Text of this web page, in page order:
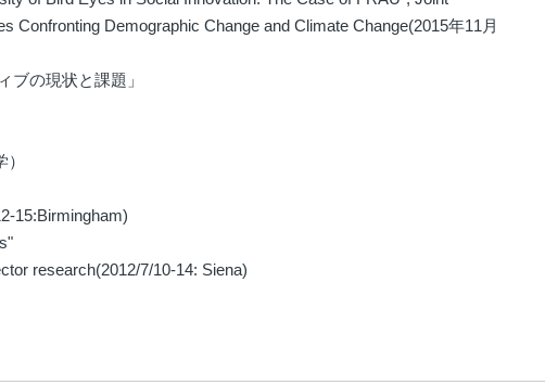
Confronting Demographic Change and Climate Change(2015年11月
ブの現状と課題」
15:Birmingham)
research(2012/7/10-14: Siena)